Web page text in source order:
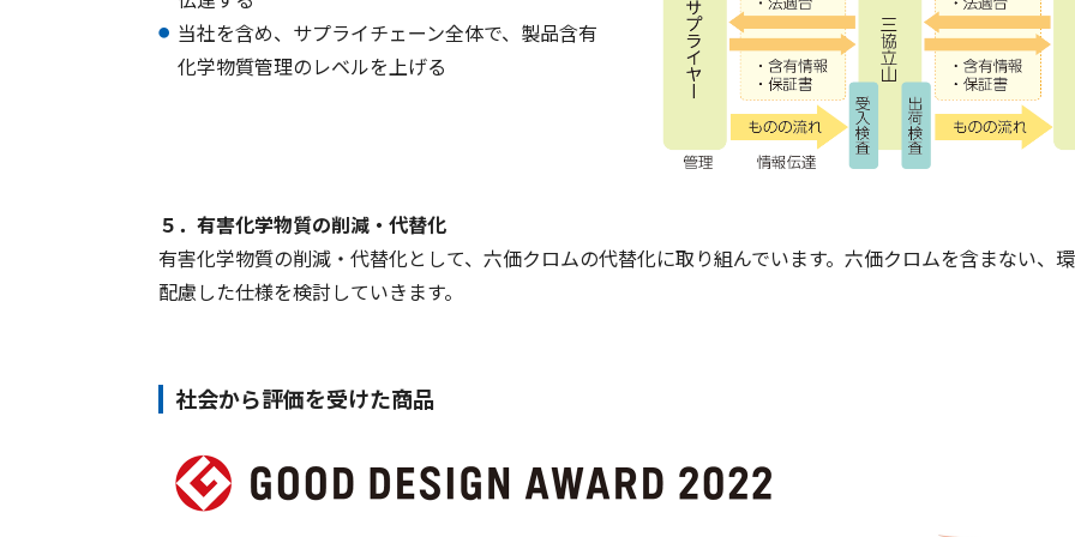
当社を含め、サプライチェーン全体で、製品含有
化学物質管理のレベルを上げる
５．有害化学物質の削減・代替化
有害化学物質の削減・代替化として、六価クロムの代替化に取り組んでいます。六価クロムを含まない、
配慮した仕様を検討していきます。
社会から評価を受けた商品